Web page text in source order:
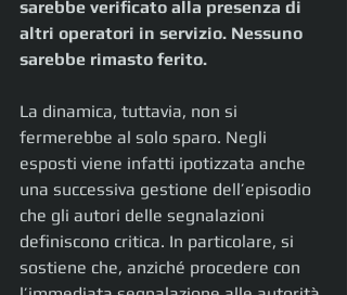
sarebbe verificato alla presenza di
altri operatori in servizio. Nessuno
sarebbe rimasto ferito.
La dinamica, tuttavia, non si
fermerebbe al solo sparo. Negli
esposti viene infatti ipotizzata anche
una successiva gestione dell’episodio
che gli autori delle segnalazioni
definiscono critica. In particolare, si
sostiene che, anziché procedere con